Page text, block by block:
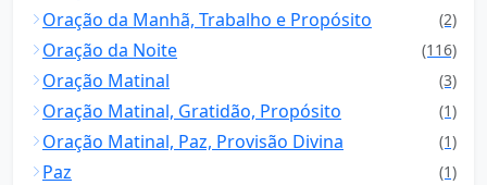
Oração da Manhã, Trabalho e Propósito (2)
Oração da Noite (116)
Oração Matinal (3)
Oração Matinal, Gratidão, Propósito (1)
Oração Matinal, Paz, Provisão Divina (1)
Paz (1)